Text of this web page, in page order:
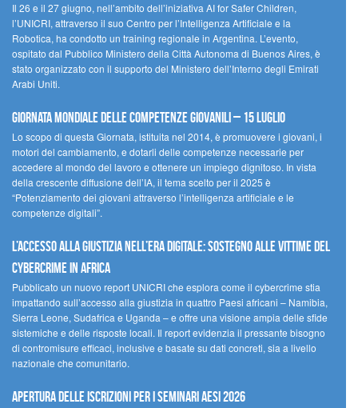
Il 26 e il 27 giugno, nell’ambito dell’iniziativa AI for Safer Children,
l’UNICRI, attraverso il suo Centro per l’Intelligenza Artificiale e la
Robotica, ha condotto un training regionale in Argentina. L’evento,
ospitato dal Pubblico Ministero della Città Autonoma di Buenos Aires, è
stato organizzato con il supporto del Ministero dell’Interno degli Emirati
Arabi Uniti.
Giornata Mondiale delle Competenze Giovanili – 15 luglio
Lo scopo di questa Giornata, istituita nel 2014, è promuovere i giovani, i
motori del cambiamento, e dotarli delle competenze necessarie per
accedere al mondo del lavoro e ottenere un impiego dignitoso. In vista
della crescente diffusione dell’IA, il tema scelto per il 2025 è
“Potenziamento dei giovani attraverso l’intelligenza artificiale e le
competenze digitali”.
L’accesso alla giustizia nell’era digitale: sostegno alle vittime del
cybercrime in Africa
Pubblicato un nuovo report UNICRI che esplora come il cybercrime stia
impattando sull’accesso alla giustizia in quattro Paesi africani – Namibia,
Sierra Leone, Sudafrica e Uganda – e offre una visione ampia delle sfide
sistemiche e delle risposte locali. Il report evidenzia il pressante bisogno
di contromisure efficaci, inclusive e basate su dati concreti, sia a livello
nazionale che comunitario.
Apertura delle iscrizioni per i seminari AESI 2026